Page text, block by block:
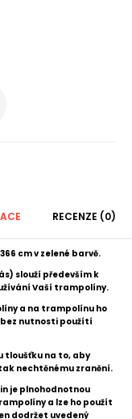
RECENZE (0)
cm v zelené barvě.
slouží především k
Vaší trampolíny.
a na trampolínu ho
nutnosti použítí
tloušťku na to, aby
nechtěnému zranění.
je plnohodnotnou
a lze ho použít
dodržet uvedený